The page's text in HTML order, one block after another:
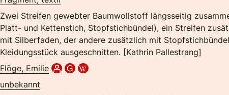
Zwei Streifen gewebter Baumwollstoff längsseitig
Platt- und Kettenstich, Stopfstichbündel), ein Streifen
mit Silberfaden, der andere zusätzlich mit
Kleidungsstück ausgeschnitten. [Kathrin Pallestrang]
Flöge, Emilie
unbekannt